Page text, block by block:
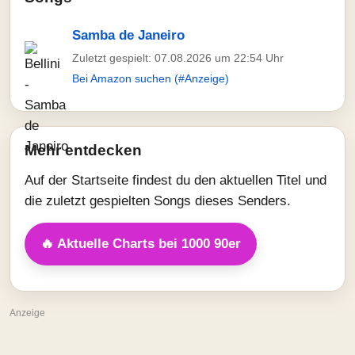
Samba de Janeiro
Zuletzt gespielt: 07.08.2026 um 22:54 Uhr
Bei Amazon suchen (#Anzeige)
Mehr entdecken
Auf der Startseite findest du den aktuellen Titel und
die zuletzt gespielten Songs dieses Senders.
🔥 Aktuelle Charts bei 1000 90er
Anzeige